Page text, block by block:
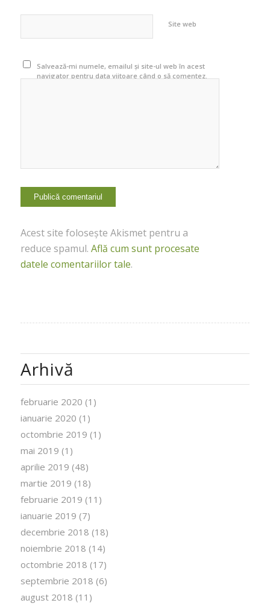
Site web
Salvează-mi numele, emailul și site-ul web în acest
navigator pentru data viitoare când o să comentez.
Acest site folosește Akismet pentru a
reduce spamul. Află cum sunt procesate
datele comentariilor tale.
Arhivă
februarie 2020 (1)
ianuarie 2020 (1)
octombrie 2019 (1)
mai 2019 (1)
aprilie 2019 (48)
martie 2019 (18)
februarie 2019 (11)
ianuarie 2019 (7)
decembrie 2018 (18)
noiembrie 2018 (14)
octombrie 2018 (17)
septembrie 2018 (6)
august 2018 (11)